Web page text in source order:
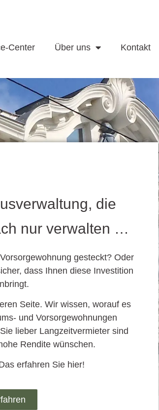
Center Über uns Kontakt
die
nur verwalten …
gesteckt? Oder
dass Ihnen diese Investition
Seite. Wir wissen, worauf es
und Vorsorgewohnungen
lieber Langzeitvermieter sind
Rendite wünschen.
erfahren Sie hier!